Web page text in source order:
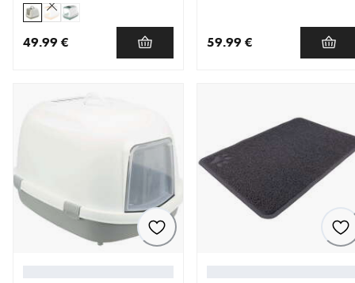
49.99 € 59.99 €